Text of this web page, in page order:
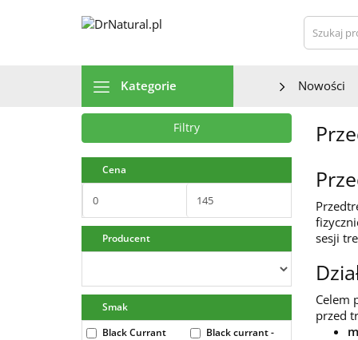
Kategorie Nowości
Filtry
Cena
Producent
Smak
Black Currant
Black currant -
sesji
Celem
przed